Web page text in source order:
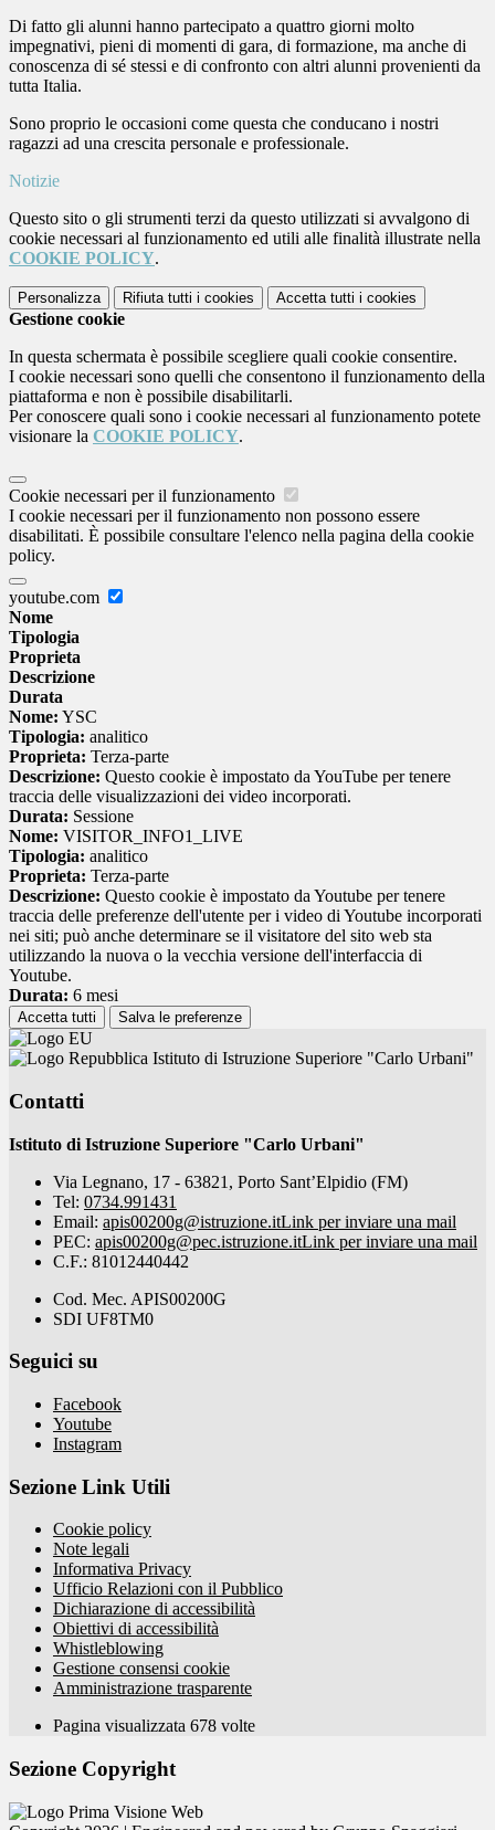
Di fatto gli alunni hanno partecipato a quattro giorni molto
impegnativi, pieni di momenti di gara, di formazione, ma anche di
conoscenza di sé stessi e di confronto con altri alunni provenienti da
tutta Italia.
Sono proprio le occasioni come questa che conducano i nostri
ragazzi ad una crescita personale e professionale.
Notizie
Questo sito o gli strumenti terzi da questo utilizzati si avvalgono di
cookie necessari al funzionamento ed utili alle finalità illustrate nella
COOKIE POLICY.
Personalizza Rifiuta tutti i cookies Accetta tutti i cookies
Gestione cookie
In questa schermata è possibile scegliere quali cookie consentire.
I cookie necessari sono quelli che consentono il funzionamento della
piattaforma e non è possibile disabilitarli.
Per conoscere quali sono i cookie necessari al funzionamento potete
visionare la COOKIE POLICY.
Cookie necessari per il funzionamento
I cookie necessari per il funzionamento non possono essere
disabilitati. È possibile consultare l'elenco nella pagina della cookie
policy.
youtube.com
Nome
Tipologia
Proprieta
Descrizione
Durata
Nome: YSC
Tipologia: analitico
Proprieta: Terza-parte
Descrizione: Questo cookie è impostato da YouTube per tenere
traccia delle visualizzazioni dei video incorporati.
Durata: Sessione
Nome: VISITOR_INFO1_LIVE
Tipologia: analitico
Proprieta: Terza-parte
Descrizione: Questo cookie è impostato da Youtube per tenere
traccia delle preferenze dell'utente per i video di Youtube incorporati
nei siti; può anche determinare se il visitatore del sito web sta
utilizzando la nuova o la vecchia versione dell'interfaccia di
Youtube.
Durata: 6 mesi
Accetta tutti Salva le preferenze
Istituto di Istruzione Superiore "Carlo Urbani"
Contatti
Istituto di Istruzione Superiore "Carlo Urbani"
Via Legnano, 17 - 63821, Porto Sant’Elpidio (FM)
Tel: 0734.991431
Email: apis00200g@istruzione.itLink per inviare una mail
PEC: apis00200g@pec.istruzione.itLink per inviare una mail
C.F.: 81012440442
Cod. Mec. APIS00200G
SDI UF8TM0
Seguici su
Facebook
Youtube
Instagram
Sezione Link Utili
Cookie policy
Note legali
Informativa Privacy
Ufficio Relazioni con il Pubblico
Dichiarazione di accessibilità
Obiettivi di accessibilità
Whistleblowing
Gestione consensi cookie
Amministrazione trasparente
Pagina visualizzata 678 volte
Sezione Copyright